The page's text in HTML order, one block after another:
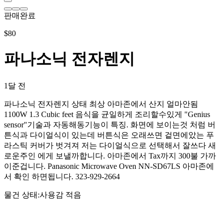
판매완료
$80
파나소닉 전자렌지
1달 전
파나소닉 전자렌지 상태 최상 아마존에서 산지 얼마안됨
1100W 1.3 Cubic feet 음식을 균일하게 조리할수있게 "Genius
sensor"기술과 자동해동기능이 특징. 화면에 보이는것 처럼 버
튼식과 다이얼식이 있는데 버튼식은 오래쓰면 겉면에았는 푸
라스틱 커버가 벗겨져 저는 다이얼식으로 선택해서 잘쓰다 새
로운주인 에게 보낼까합니다. 아마존에서 Tax까지 300불 가까
이준겁니다. Panasonic Microwave Oven NN-SD67LS 아마존에
서 확인 하면됩니다. 323-929-2664
물건 상태 :사용감 적음